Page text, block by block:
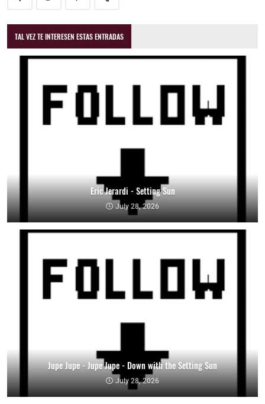
TAL VEZ TE INTERESEN ESTAS ENTRADAS
Eric Jerardi - Setting Sun
July 28, 2026
Jupe Jupe - Jupe Jupe - Down with the Setting Sun
July 28, 2026